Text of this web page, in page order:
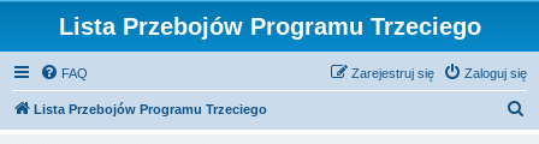
Lista Przebojów Programu Trzeciego
FAQ Zaloguj się
Zarejestruj się
Lista Przebojów Programu Trzeciego